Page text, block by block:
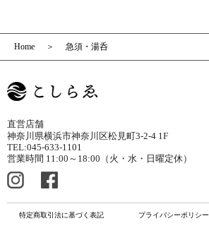
Home 急須・湯呑
直営店舗
神奈川県横浜市神奈川区松見町3-2-4 1F
TEL:045-633-1101
営業時間 11:00～18:00（火・水・日曜定休）
特定商取引法に基づく表記 プライバシーポリシー